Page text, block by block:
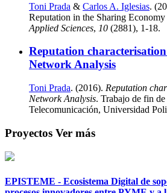
Toni Prada & Carlos A. Iglesias.
Reputation in the Sharing
Applied Sciences, 10 (2881), 1-18.
Reputation
Network Analysis
Toni Prada. (2016). Reputation
Network Analysis. Trabajo de fin
Telecomunicación, Universidad
Proyectos Ver más
EPISTEME - Ecosistema Digital de